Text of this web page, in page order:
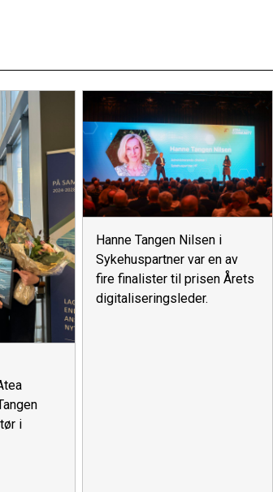
i
Hanne Tangen Nilsen i
Sykehuspartner var en av
fire finalister til prisen Årets
digitaliseringsleder.